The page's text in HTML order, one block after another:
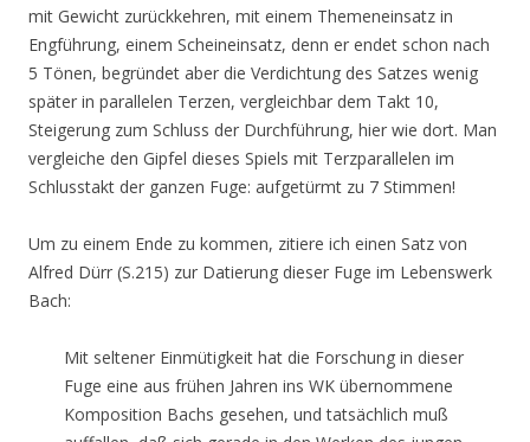
mit Gewicht zurückkehren, mit einem Themeneinsatz in
Engführung, einem Scheineinsatz, denn er endet schon nach
5 Tönen, begründet aber die Verdichtung des Satzes wenig
später in parallelen Terzen, vergleichbar dem Takt 10,
Steigerung zum Schluss der Durchführung, hier wie dort. Man
vergleiche den Gipfel dieses Spiels mit Terzparallelen im
Schlusstakt der ganzen Fuge: aufgetürmt zu 7 Stimmen!
Um zu einem Ende zu kommen, zitiere ich einen Satz von
Alfred Dürr (S.215) zur Datierung dieser Fuge im Lebenswerk
Bach:
Mit seltener Einmütigkeit hat die Forschung in dieser
Fuge eine aus frühen Jahren ins WK übernommene
Komposition Bachs gesehen, und tatsächlich muß